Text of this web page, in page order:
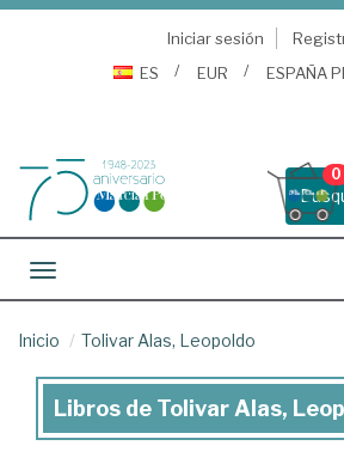
Iniciar sesión
ES
EUR ESPAÑA
0
Toggle navigation
Inicio Tolivar Alas, Leopoldo
Libros
Libros de Tolivar Alas,